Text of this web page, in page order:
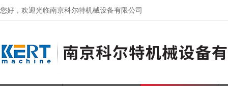
您好，欢迎光临南京科尔特机械设备有限公司